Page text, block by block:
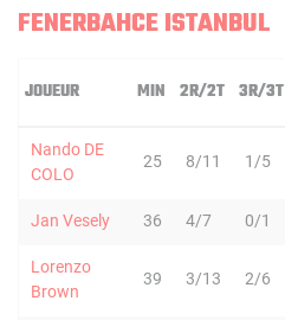
FENERBAHCE ISTANBUL
JOUEUR MIN 2R/2T 3R/3T
Nando DE
COLO
25 8/11 1/5
Jan Vesely 36 4/7 0/1
Lorenzo
Brown
39 3/13 2/6